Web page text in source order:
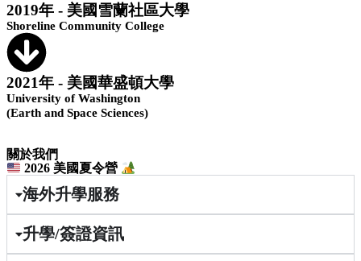
2019年 - 美國雪蘭社區大學
Shoreline Community College
2021年 - 美國華盛頓大學
University of Washington
(Earth and Space Sciences)
關於我們
2026 美國夏令營
海外升學服務
升學/簽證資訊